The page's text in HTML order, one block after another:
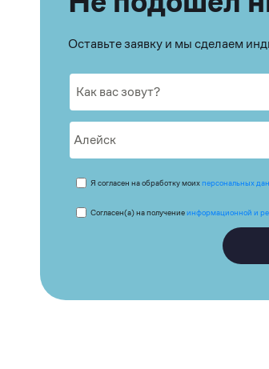
Оставьте заявку и мы сделаем
Я согласен на обработку моихперсональных
Согласен(а) на получениеинформационной и